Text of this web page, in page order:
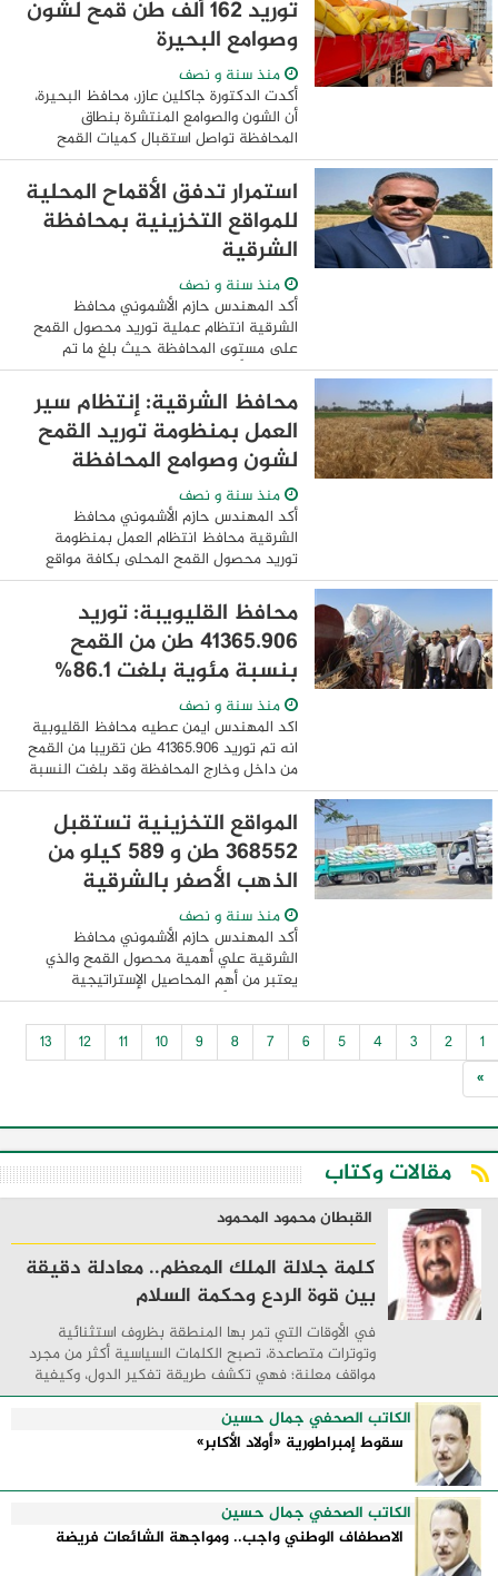
...
توريد 162 ألف طن قمح لشون
وصوامع البحيرة
منذ سنة و نصف
أكدت الدكتورة جاكلين عازر، محافظ البحيرة،
أن الشون والصوامع المنتشرة بنطاق
المحافظة تواصل استقبال كميات القمح
المورّدة من المزارعين بكفاءة وانتظام، حيث
بلغ إجمالي ما تم توريده حتى صباح اليوم ...
استمرار تدفق الأقماح المحلية
للمواقع التخزينية بمحافظة
الشرقية
منذ سنة و نصف
أكد المهندس حازم الأشموني محافظ
الشرقية انتظام عملية توريد محصول القمح
على مستوى المحافظة حيث بلغ ما تم
توريده بالأمس ٢٤٦٧٢طن و٥٩٤ كيلو ليصل
٧٦٠ كيلو ...
محافظ الشرقية: إنتظام سير
العمل بمنظومة توريد القمح
لشون وصوامع المحافظة
منذ سنة و نصف
أكد المهندس حازم الأشموني محافظ
الشرقية محافظ انتظام العمل بمنظومة
توريد محصول القمح المحلى بكافة مواقع
التخزين بالمحافظة والتي تعمل بدورها بشكل
منتظم في جمع وتخزين محصول القمح من
الموردين ...
محافظ القليويبة: توريد
41365.906 طن من القمح
بنسبة مئوية بلغت 86.1%
منذ سنة و نصف
اكد المهندس ايمن عطيه محافظ القليوبية
انه تم توريد 41365.906 طن تقريبا من القمح
من داخل وخارج المحافظة وقد بلغت النسبة
المئوية للتوريد 86.1% وتجدر الاشارة الى ان
المساحة المنزرعة تبلغ 38455 ...
المواقع التخزينية تستقبل
٣٦٨٥٥٢ طن و ٥٨٩ كيلو من
الذهب الأصفر بالشرقية
منذ سنة و نصف
أكد المهندس حازم الأشموني محافظ
الشرقية علي أهمية محصول القمح والذي
يعتبر من أهم المحاصيل الإستراتيجية
بالمحافظة لأهميته الغذائية وما يحققه من
عائد إقتصادى حيث ينشط الصناعة الغذائية
باعتباره مادة ...
1
2
3
4
5
6
7
8
9
10
11
12
13
»
مقالات وكتاب
القبطان محمود المحمود
كلمة جلالة الملك المعظم.. معادلة دقيقة
بين قوة الردع وحكمة السلام
في الأوقات التي تمر بها المنطقة بظروف استثنائية
وتوترات متصاعدة، تصبح الكلمات السياسية أكثر من مجرد
مواقف معلنة؛ فهي تكشف طريقة تفكير الدول، وكيفية
إدارتها للأزمات، والحدود التي تفصل بين القوة ...
الكاتب الصحفي جمال حسين
سقوط إمبراطورية «أولاد الأكابر»
الكاتب الصحفي جمال حسين
الاصطفاف الوطني واجب.. ومواجهة الشائعات فريضة